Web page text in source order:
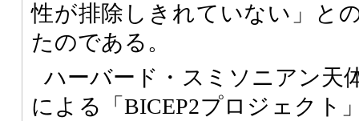
性が排除しきれていない」と
たのである。
ハーバード・スミソニアン天
による「BICEP2プロジェクト